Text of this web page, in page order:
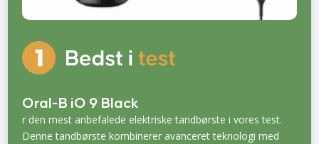
Oral-B iO 9 Black
r den mest anbefalede elektriske tandbørste i vores test.
Denne tandbørste kombinerer avanceret teknologi med